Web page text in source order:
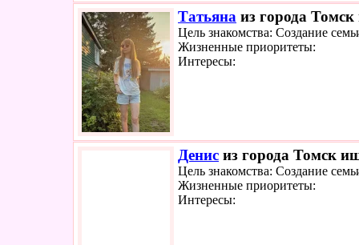
Татьяна из города
Цель знакомства: Создание
Жизненные приоритеты:
Интересы:
Денис из города Томск
Цель знакомства: Создание
Жизненные приоритеты:
Интересы: